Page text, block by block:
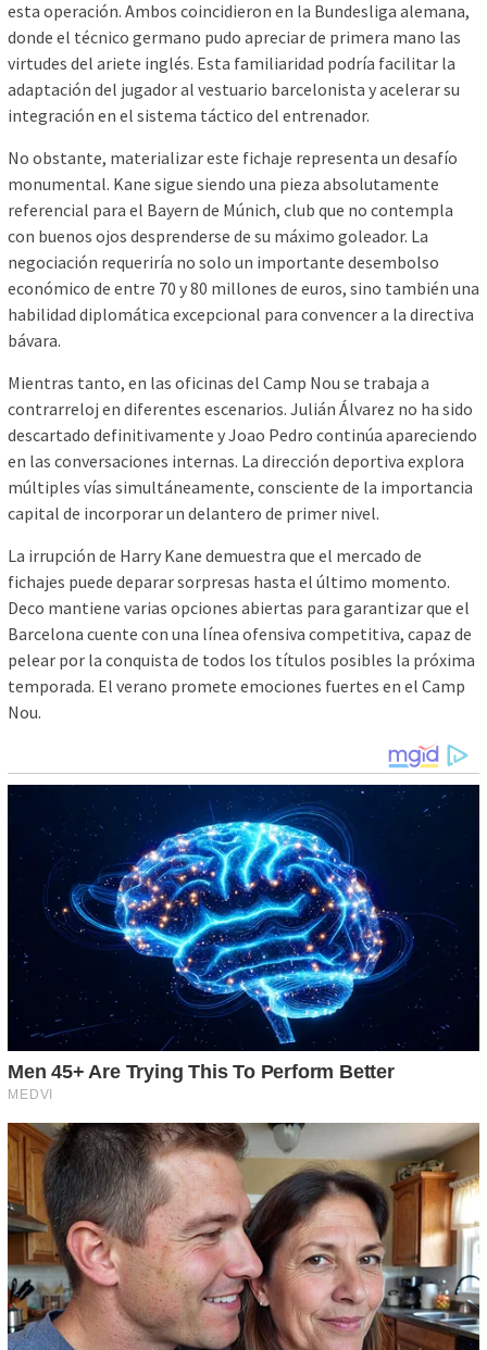
esta operación. Ambos coincidieron en la Bundesliga alemana,
donde el técnico germano pudo apreciar de primera mano las
virtudes del ariete inglés. Esta familiaridad podría facilitar la
adaptación del jugador al vestuario barcelonista y acelerar su
integración en el sistema táctico del entrenador.
No obstante, materializar este fichaje representa un desafío
monumental. Kane sigue siendo una pieza absolutamente
referencial para el Bayern de Múnich, club que no contempla
con buenos ojos desprenderse de su máximo goleador. La
negociación requeriría no solo un importante desembolso
económico de entre 70 y 80 millones de euros, sino también una
habilidad diplomática excepcional para convencer a la directiva
bávara.
Mientras tanto, en las oficinas del Camp Nou se trabaja a
contrarreloj en diferentes escenarios. Julián Álvarez no ha sido
descartado definitivamente y Joao Pedro continúa apareciendo
en las conversaciones internas. La dirección deportiva explora
múltiples vías simultáneamente, consciente de la importancia
capital de incorporar un delantero de primer nivel.
La irrupción de Harry Kane demuestra que el mercado de
fichajes puede deparar sorpresas hasta el último momento.
Deco mantiene varias opciones abiertas para garantizar que el
Barcelona cuente con una línea ofensiva competitiva, capaz de
pelear por la conquista de todos los títulos posibles la próxima
temporada. El verano promete emociones fuertes en el Camp
Nou.